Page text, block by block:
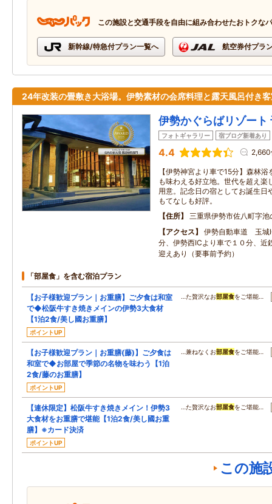
この施設と交通手段を自由に組み合わせたおトクな
新幹線/特急付プラン一覧へ 航空券付プラ
24年改装の畳敷き大浴場。伊勢素材の会席料理と露天風呂付き
伊勢かぐらばリゾート
フォトギャラリー 宿ブログ新着あり
4.4
【伊勢神宮より車で15分】森林
も味わえる好立地。世代を超え楽
用意。記念日の宿としてお誕生日
もてなしも好評。
住所
三重県伊勢市佐八町字
アクセス
伊勢自動車道 玉城
分、伊勢西ICより車で１０分、近
迎えあり（要事前予約）
「部屋食」を含む宿泊プラン
【お子様歓迎プラン｜お重膳】ご夕食は和室
で◆松阪牛すき焼きメインの伊勢3大食材
【1泊2食/美し國お重膳】
ポイントUP
…た贅沢なお部屋食をご堪能…
【お子様歓迎プラン｜お重膳(藤)】ご夕食は
和室で◆お部屋で季節の名物を味わう【1泊
2食/藤のお重膳】
ポイントUP
…兼ねなくお部屋食をご堪能…
【連休限定】松阪牛すき焼きメイン！伊勢3
大食材をお重膳で堪能【1泊2食/美し國お重
膳】※カード決済
ポイントUP
…た贅沢なお部屋食をご堪能…
この施